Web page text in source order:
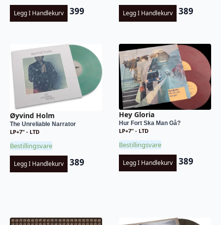
Legg I Handlekurv 399 Legg I Handlekurv 389
Øyvind Holm
The Unreliable Narrator
LP+7" - LTD
Bestillingsvare
Legg I Handlekurv 389
Hey Gloria
Hur Fort Ska Man Gå?
LP+7" - LTD
Bestillingsvare
Legg I Handlekurv 389